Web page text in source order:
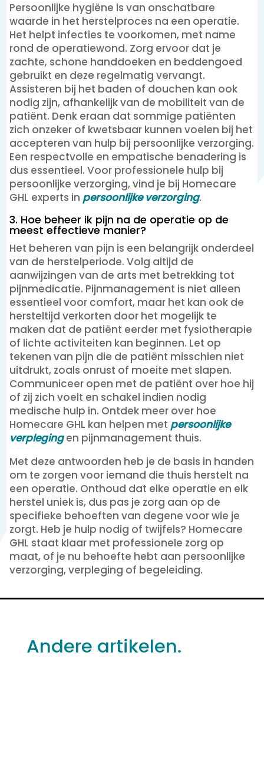
Persoonlijke hygiëne is van onschatbare
waarde in het herstelproces na een operatie.
Het helpt infecties te voorkomen, met name
rond de operatiewond. Zorg ervoor dat je
zachte, schone handdoeken en beddengoed
gebruikt en deze regelmatig vervangt.
Assisteren bij het baden of douchen kan ook
nodig zijn, afhankelijk van de mobiliteit van de
patiënt. Denk eraan dat sommige patiënten
zich onzeker of kwetsbaar kunnen voelen bij het
accepteren van hulp bij persoonlijke verzorging.
Een respectvolle en empatische benadering is
dus essentieel. Voor professionele hulp bij
persoonlijke verzorging, vind je bij Homecare
GHL experts in persoonlijke verzorging.
3. Hoe beheer ik pijn na de operatie op de
meest effectieve manier?
Het beheren van pijn is een belangrijk onderdeel
van de herstelperiode. Volg altijd de
aanwijzingen van de arts met betrekking tot
pijnmedicatie. Pijnmanagement is niet alleen
essentieel voor comfort, maar het kan ook de
hersteltijd verkorten door het mogelijk te
maken dat de patiënt eerder met fysiotherapie
of lichte activiteiten kan beginnen. Let op
tekenen van pijn die de patiënt misschien niet
uitdrukt, zoals onrust of moeite met slapen.
Communiceer open met de patiënt over hoe hij
of zij zich voelt en schakel indien nodig
medische hulp in. Ontdek meer over hoe
Homecare GHL kan helpen met persoonlijke
verplegingen pijnmanagement thuis.
Met deze antwoorden heb je de basis in handen
om te zorgen voor iemand die thuis herstelt na
een operatie. Onthoud dat elke operatie en elk
herstel uniek is, dus pas je zorg aan op de
specifieke behoeften van degene voor wie je
zorgt. Heb je hulp nodig of twijfels? Homecare
GHL staat klaar met professionele zorg op
maat, of je nu behoefte hebt aan persoonlijke
verzorging, verpleging of begeleiding.
Andere artikelen.